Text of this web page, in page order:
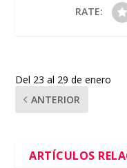
RATE:
Del 23 al 29 de enero
ANTERIOR
ARTÍCULOS